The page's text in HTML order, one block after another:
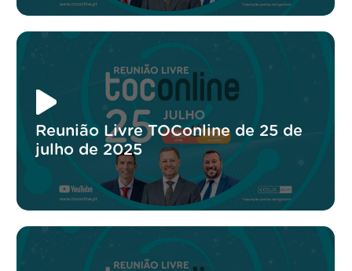
Reunião Livre TOConline de 25 de
julho de 2025